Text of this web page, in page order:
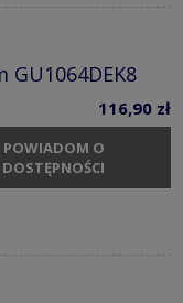
GU1064DEK8
116,90 zł
POWIADOM O
DOSTĘPNOŚCI